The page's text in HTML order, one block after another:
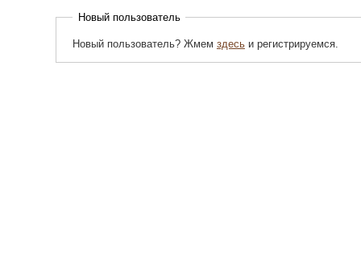
Новый пользователь
Новый пользователь? Жмем здесьи регистрируемся.